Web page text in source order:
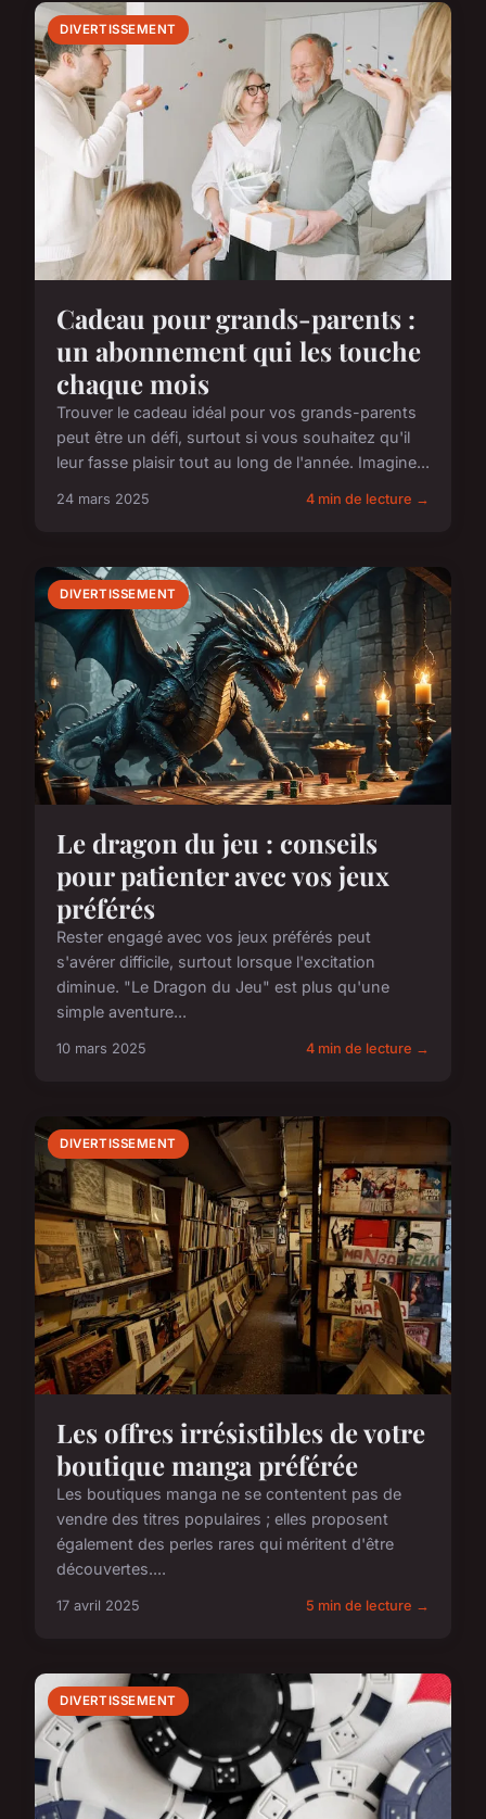
DIVERTISSEMENT
Cadeau pour grands-parents :
un abonnement qui les touche
chaque mois
Trouver le cadeau idéal pour vos grands-parents
peut être un défi, surtout si vous souhaitez qu'il
leur fasse plaisir tout au long de l'année. Imagine...
24 mars 2025 4 min de lecture →
DIVERTISSEMENT
Le dragon du jeu : conseils
pour patienter avec vos jeux
préférés
Rester engagé avec vos jeux préférés peut
s'avérer difficile, surtout lorsque l'excitation
diminue. "Le Dragon du Jeu" est plus qu'une
simple aventure...
10 mars 2025 4 min de lecture →
DIVERTISSEMENT
Les offres irrésistibles de votre
boutique manga préférée
Les boutiques manga ne se contentent pas de
vendre des titres populaires ; elles proposent
également des perles rares qui méritent d'être
découvertes....
17 avril 2025 5 min de lecture →
DIVERTISSEMENT